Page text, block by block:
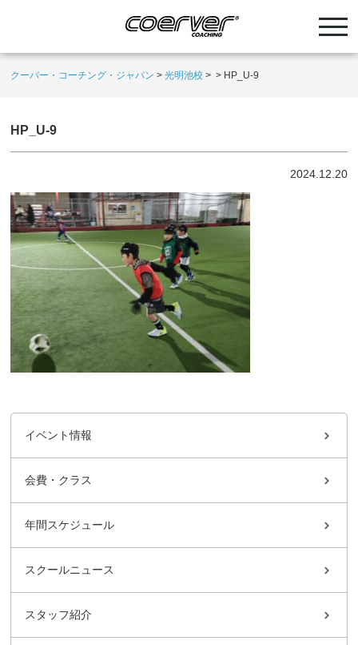
クーバー・コーチング・ジャパン >光明池校 > > HP_U-9
HP_U-9
2024.12.20
イベント情報
会費・クラス
年間スケジュール
スクールニュース
スタッフ紹介